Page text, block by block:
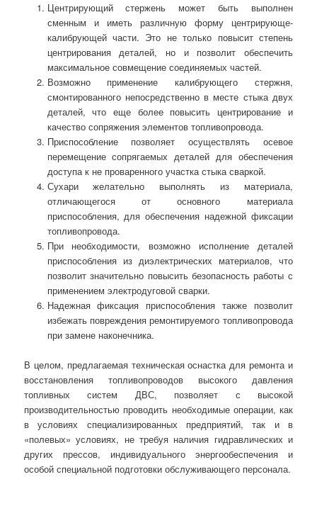
Центрирующий стержень может быть выполнен
сменным и иметь различную форму центрирующе-
калибрующей части. Это не только повысит степень
центрирования деталей, но и позволит обеспечить
максимальное совмещение соединяемых частей.
Возможно применение калибрующего стержня,
смонтированного непосредственно в месте стыка двух
деталей, что еще более повысить центрирование и
качество сопряжения элементов топливопровода.
Приспособление позволяет осуществлять осевое
перемещение сопрягаемых деталей для обеспечения
доступа к не проваренного участка стыка сваркой.
Сухари желательно выполнять из материала,
отличающегося от основного материала
приспособления, для обеспечения надежной фиксации
топливопровода.
При необходимости, возможно исполнение деталей
приспособления из диэлектрических материалов, что
позволит значительно повысить безопасность работы с
применением электродуговой сварки.
Надежная фиксация приспособления также позволит
избежать повреждения ремонтируемого топливопровода
при замене наконечника.
В целом, предлагаемая техническая оснастка для ремонта и
восстановления топливопроводов высокого давления
топливных систем ДВС, позволяет с высокой
производительностью проводить необходимые операции, как
в условиях специализированных предприятий, так и в
«полевых» условиях, не требуя наличия гидравлических и
других прессов, индивидуального энергообеспечения и
особой специальной подготовки обслуживающего персонала.